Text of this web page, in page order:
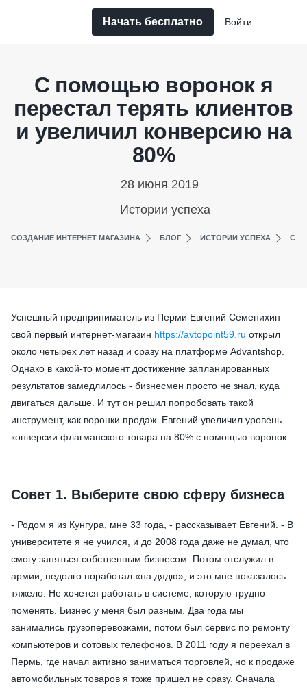
Начать бесплатно Войти
С помощью воронок я
перестал терять клиентов
и увеличил конверсию на
80%
28 июня 2019
Истории успеха
СОЗДАНИЕ ИНТЕРНЕТ МАГАЗИНА БЛОГ ИСТОРИИ УСПЕХА С
Успешный предприниматель из Перми Евгений Семенихин
свой первый интернет-магазин https://avtopoint59.ru открыл
около четырех лет назад и сразу на платформе Advantshop.
Однако в какой-то момент достижение запланированных
результатов замедлилось - бизнесмен просто не знал, куда
двигаться дальше. И тут он решил попробовать такой
инструмент, как воронки продаж. Евгений увеличил уровень
конверсии флагманского товара на 80% с помощью воронок.
Совет 1. Выберите свою сферу бизнеса
- Родом я из Кунгура, мне 33 года, - рассказывает Евгений. - В
университете я не учился, и до 2008 года даже не думал, что
смогу заняться собственным бизнесом. Потом отслужил в
армии, недолго поработал «на дядю», и это мне показалось
тяжело. Не хочется работать в системе, которую трудно
поменять. Бизнес у меня был разным. Два года мы
занимались грузоперевозками, потом был сервис по ремонту
компьютеров и сотовых телефонов. В 2011 году я переехал в
Пермь, где начал активно заниматься торговлей, но к продаже
автомобильных товаров я тоже пришел не сразу. Сначала